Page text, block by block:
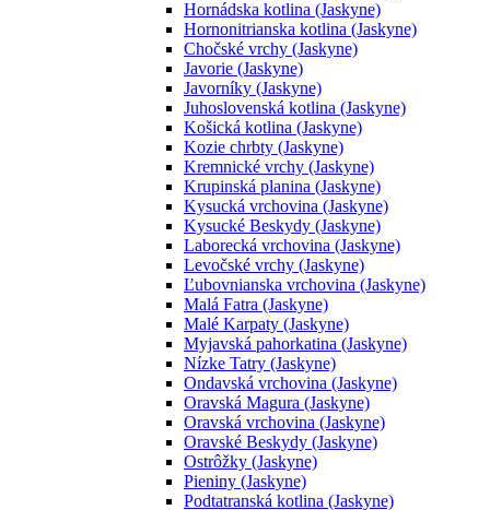
Hornádska kotlina (Jaskyne)
Hornonitrianska kotlina (Jaskyne)
Chočské vrchy (Jaskyne)
Javorie (Jaskyne)
Javorníky (Jaskyne)
Juhoslovenská kotlina (Jaskyne)
Košická kotlina (Jaskyne)
Kozie chrbty (Jaskyne)
Kremnické vrchy (Jaskyne)
Krupinská planina (Jaskyne)
Kysucká vrchovina (Jaskyne)
Kysucké Beskydy (Jaskyne)
Laborecká vrchovina (Jaskyne)
Levočské vrchy (Jaskyne)
Ľubovnianska vrchovina (Jaskyne)
Malá Fatra (Jaskyne)
Malé Karpaty (Jaskyne)
Myjavská pahorkatina (Jaskyne)
Nízke Tatry (Jaskyne)
Ondavská vrchovina (Jaskyne)
Oravská Magura (Jaskyne)
Oravská vrchovina (Jaskyne)
Oravské Beskydy (Jaskyne)
Ostrôžky (Jaskyne)
Pieniny (Jaskyne)
Podtatranská kotlina (Jaskyne)